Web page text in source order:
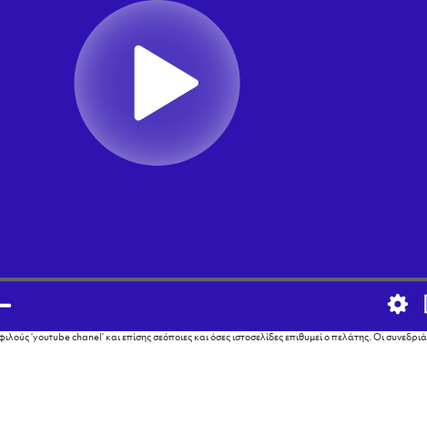
‘youtube chanel’ και επίσης σεόποιες και όσες ιστοσελίδες επιθυμεί ο πελάτης. Οι